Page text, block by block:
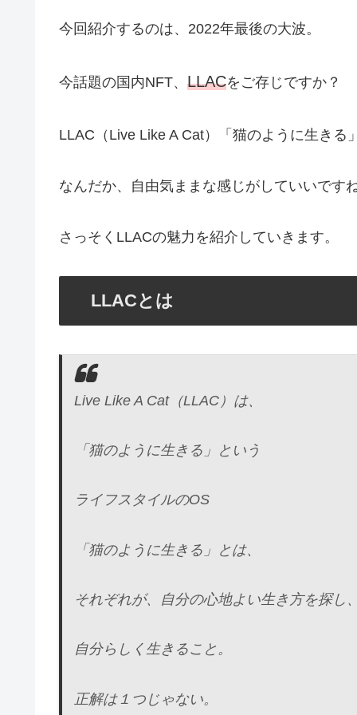
今回紹介するのは、2022年最後の大波。
今話題の国内NFT、 LLACをご存じですか？
LLAC（Live Like A Cat）「猫のように生きる
なんだか、自由気ままな感じがしていいです
さっそくLLACの魅力を紹介していきます。
LLACとは
Live Like A Cat（LLAC）は、
「猫のように生きる」という
ライフスタイルのOS
「猫のように生きる」とは、
それぞれが、自分の心地よい生き方を探し
自分らしく生きること。
正解は１つじゃない。